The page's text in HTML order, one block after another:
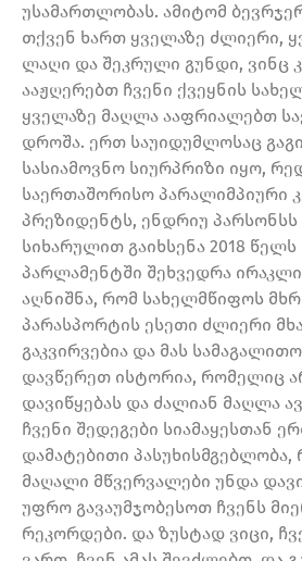
უსამართლობას. ამიტომ
თქვენ ხართ ყველაზე ძლიერი,
ლაღი და შეკრული გუნდი, ვინც
ააჟღერებთ ჩვენი ქვეყნის
ყველაზე მაღლა ააფრიალებთ
დროშა. ერთ საუიდუმლოსაც
სასიამოვნო სიურპრიზი იყო,
საერთაშორისო პარალიმპიური
პრეზიდენტს, ენდრიუ პარსონსს
სიხარულით გაიხსენა 2018
პარლამენტში შეხვედრა
აღნიშნა, რომ სახელმწიფოს
პარასპორტის ესეთი ძლიერი
გაკვირვებია და მას
დავწერეთ ისტორია, რომელიც
დავიწყებას და ძალიან მაღლა
ჩვენი შედეგები სიამაყესთან
დამატებითი
მაღალი მწვერვალები უნდა
უფრო გავაუმჯობესოთ ჩვენს
რეკორდები. და ზუსტად ვიცი,